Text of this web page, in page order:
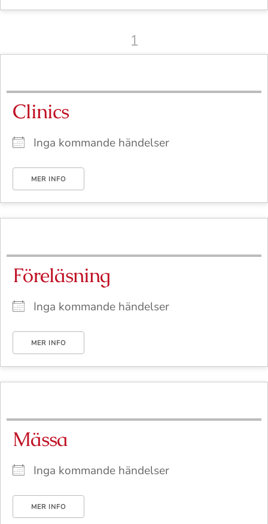
1
Clinics
Inga kommande händelser
MER INFO
Föreläsning
Inga kommande händelser
MER INFO
Mässa
Inga kommande händelser
MER INFO